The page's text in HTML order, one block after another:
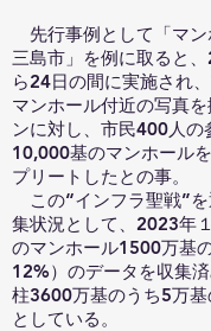
先行事例として「マ
三島市」を例に取ると
ら24日の間に実施され
マンホール付近の写真
ンに対し、市民400人の
10,000基のマンホール
プリートしたとの事。
この“インフラ聖戦”
集状況として、2023年
のマンホール1500万基
12%）のデータを収集
柱3600万基のうち5万
としている。